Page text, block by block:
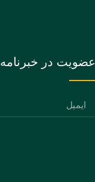
عضویت در خبرنامه